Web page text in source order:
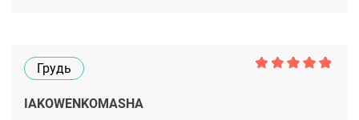
Грудь
IAKOWENKOMASHA